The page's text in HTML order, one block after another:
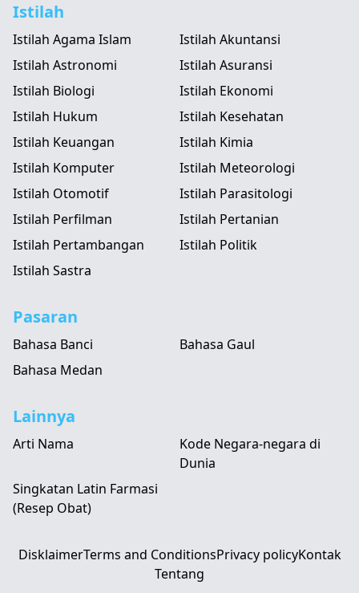
Istilah
Istilah Agama Islam
Istilah Akuntansi
Istilah Astronomi
Istilah Asuransi
Istilah Biologi
Istilah Ekonomi
Istilah Hukum
Istilah Kesehatan
Istilah Keuangan
Istilah Kimia
Istilah Komputer
Istilah Meteorologi
Istilah Otomotif
Istilah Parasitologi
Istilah Perfilman
Istilah Pertanian
Istilah Pertambangan
Istilah Politik
Istilah Sastra
Pasaran
Bahasa Banci
Bahasa Gaul
Bahasa Medan
Lainnya
Arti Nama
Kode Negara-negara di
Dunia
Singkatan Latin Farmasi
(Resep Obat)
DisklaimerTerms and ConditionsPrivacy policyKontak
Tentang